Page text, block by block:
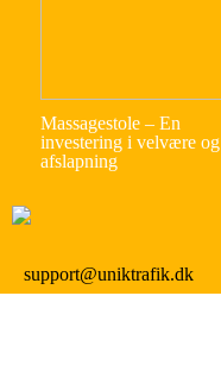
Massagestole – En
investering i velvære og
afslapning
support@uniktrafik.dk